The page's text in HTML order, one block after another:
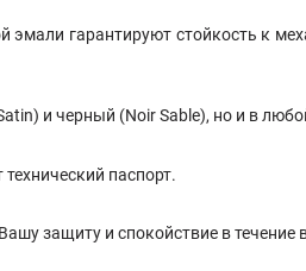
эмали гарантируют стойкость к
и черный (Noir Sable), но и в
паспорт.
защиту и спокойствие в течение